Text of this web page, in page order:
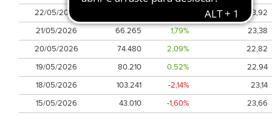
22/05/2026
23,92
21/05/2026
66.265 1,79%
23,38
20/05/2026
74.480 2,09%
22,82
19/05/2026
80.210 0,52%
22,94
18/05/2026
103.241 -2,14%
23,14
15/05/2026
43.010 -1,60%
23,66